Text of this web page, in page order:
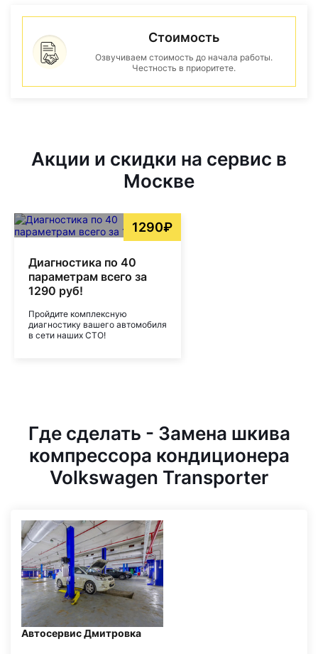
Стоимость
Озвучиваем стоимость до начала работы.
Честность в приоритете.
Акции и скидки на сервис в
Москве
1290₽
Диагностика по 40
параметрам всего за
1290 руб!
Пройдите комплексную
диагностику вашего автомобиля
в сети наших СТО!
Где сделать - Замена шкива
компрессора кондиционера
Volkswagen Transporter
Автосервис Дмитровка